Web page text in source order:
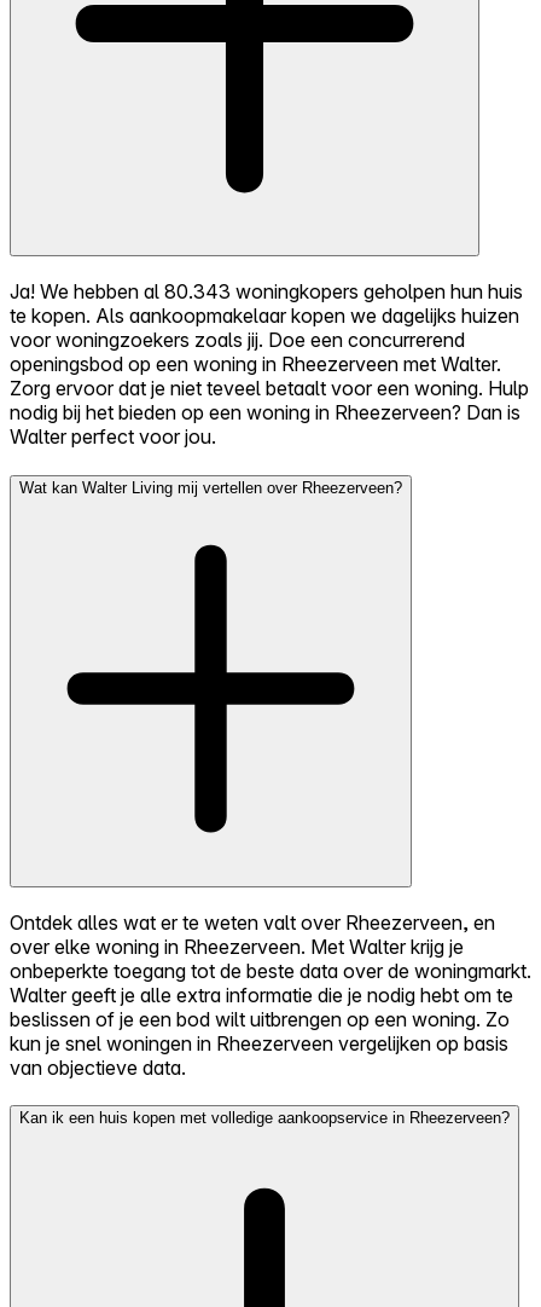
Ja! We hebben al 80.343 woningkopers geholpen hun huis
te kopen. Als aankoopmakelaar kopen we dagelijks huizen
voor woningzoekers zoals jij. Doe een concurrerend
openingsbod op een woning in Rheezerveen met Walter.
Zorg ervoor dat je niet teveel betaalt voor een woning. Hulp
nodig bij het bieden op een woning in Rheezerveen? Dan is
Walter perfect voor jou.
Wat kan Walter Living mij vertellen over Rheezerveen?
Ontdek alles wat er te weten valt over Rheezerveen, en
over elke woning in Rheezerveen. Met Walter krijg je
onbeperkte toegang tot de beste data over de woningmarkt.
Walter geeft je alle extra informatie die je nodig hebt om te
beslissen of je een bod wilt uitbrengen op een woning. Zo
kun je snel woningen in Rheezerveen vergelijken op basis
van objectieve data.
Kan ik een huis kopen met volledige aankoopservice in Rheezerveen?